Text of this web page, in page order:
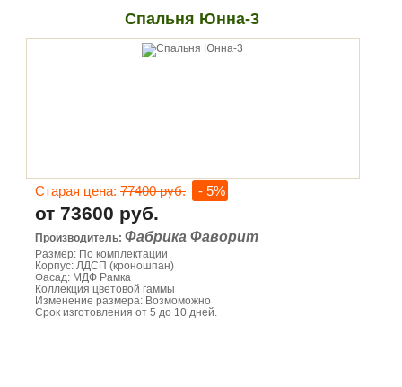
Спальня Юнна-3
Старая цена: 77400 руб. - 5%
от 73600 руб.
Производитель: Фабрика Фаворит
Размер: По комплектации
Корпус: ЛДСП (кроношпан)
Фасад: МДФ Рамка
Коллекция цветовой гаммы
Изменение размера: Возмоможно
Срок изготовления от 5 до 10 дней.